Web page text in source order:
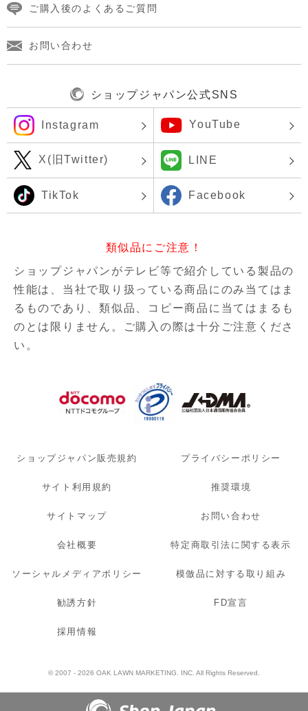
ご購入後のよくあるご質問
お問い合わせ
ショップジャパン公式SNS
Instagram YouTube
X(旧Twitter) LINE
TikTok Facebook
類似品にご注意！
ショップジャパンがテレビ等で紹介している製品の
性能は、当社で取り扱っている商品にのみ当てはま
るものであり、類似品、コピー商品に当てはまるも
のとは限りません。ご購入の際は十分ご注意くださ
い。
ショップジャパン販売規約 プライバシーポリシー
サイト利用規約 推奨環境
サイトマップ お問い合わせ
会社概要 特定商取引法に関する表示
ソーシャルメディアポリシー 模倣品に対する取り組み
勧誘方針 FD宣言
採用情報
© 2007 - 2026 OAK LAWN MARKETING. INC. All Rights Reserved.